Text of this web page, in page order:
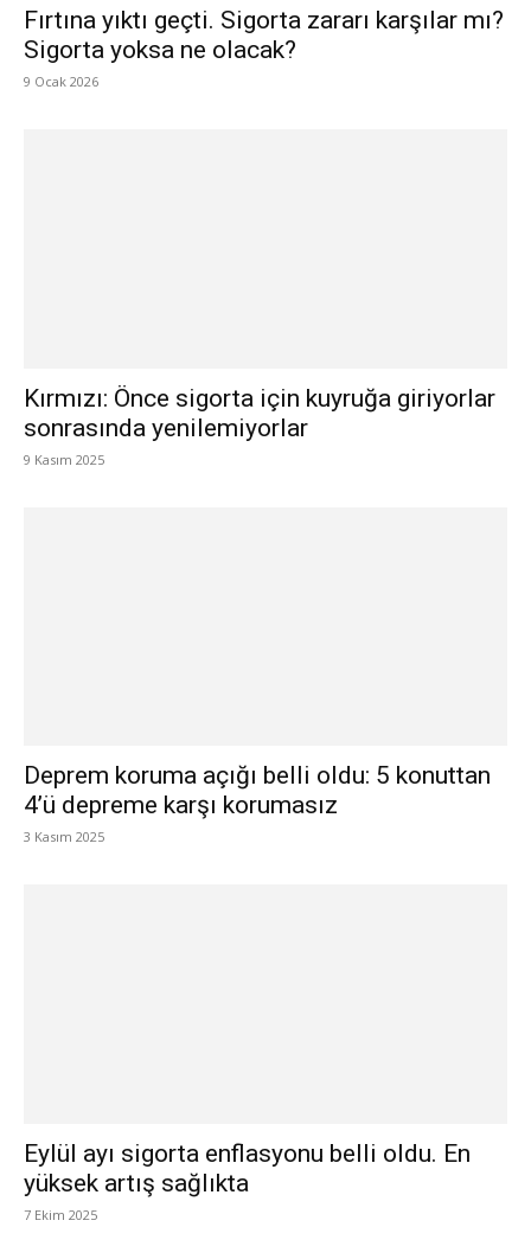
Fırtına yıktı geçti. Sigorta zararı karşılar mı?
Sigorta yoksa ne olacak?
9 Ocak 2026
Kırmızı: Önce sigorta için kuyruğa giriyorlar
sonrasında yenilemiyorlar
9 Kasım 2025
Deprem koruma açığı belli oldu: 5 konuttan
4’ü depreme karşı korumasız
3 Kasım 2025
Eylül ayı sigorta enflasyonu belli oldu. En
yüksek artış sağlıkta
7 Ekim 2025